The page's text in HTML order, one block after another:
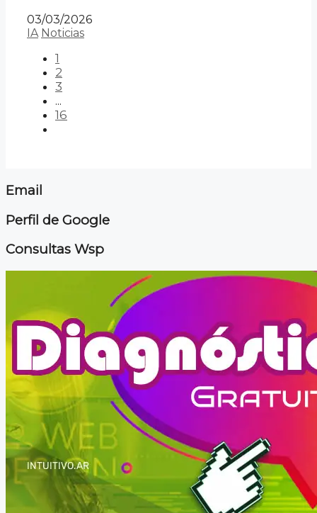
03/03/2026
IA Noticias
1
2
3
...
16
Email
Perfil de Google
Consultas Wsp